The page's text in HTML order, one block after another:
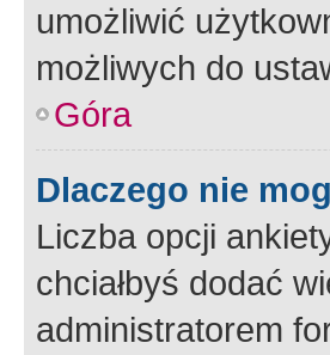
umożliwić
możliwych do
Góra
Dlaczego nie
Liczba opcji
chciałbyś dodać
administratorem